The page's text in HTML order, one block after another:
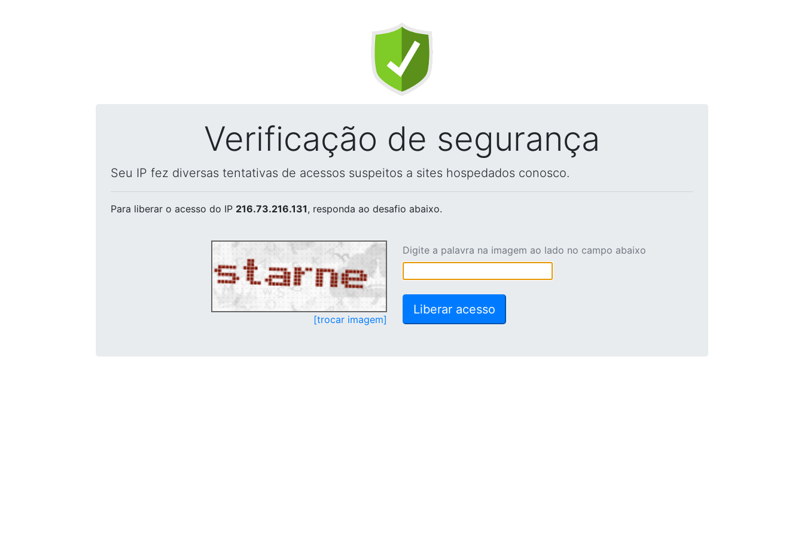
Verificação de segurança
Seu IP fez diversas tentativas de acessos suspeitos a sites hospedados conosco.
Para liberar o acesso do IP 216.73.216.131, responda ao desafio abaixo.
[trocar imagem]
Digite a palavra na imagem ao lado no campo abaixo